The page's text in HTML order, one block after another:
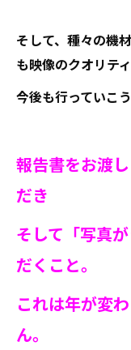
そして、種々の機
も映像のクオリテ
今後も行っていこ
報告書をお渡
だき
そして「写真
だくこと。
これは年が変
ん。